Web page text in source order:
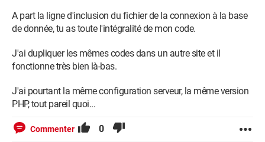
A part la ligne d'inclusion du fichier de la connexion à la base
de donnée, tu as toute l'intégralité de mon code.
J'ai dupliquer les mêmes codes dans un autre site et il
fonctionne très bien là-bas.
J'ai pourtant la même configuration serveur, la même version
PHP, tout pareil quoi...
Commenter 0